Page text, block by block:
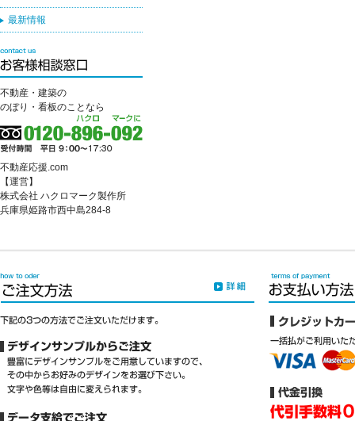
最新情報
不動産・建築の
のぼり・看板のことなら
不動産応援.com
【運営】
株式会社 ハクロマーク製作所
兵庫県姫路市西中島284-8